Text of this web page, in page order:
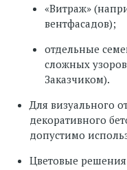
«Витраж»
вентфасадов);
отдельные
сложных
Заказчиком).
Для визуального
декоративного
допустимо
Цветовые